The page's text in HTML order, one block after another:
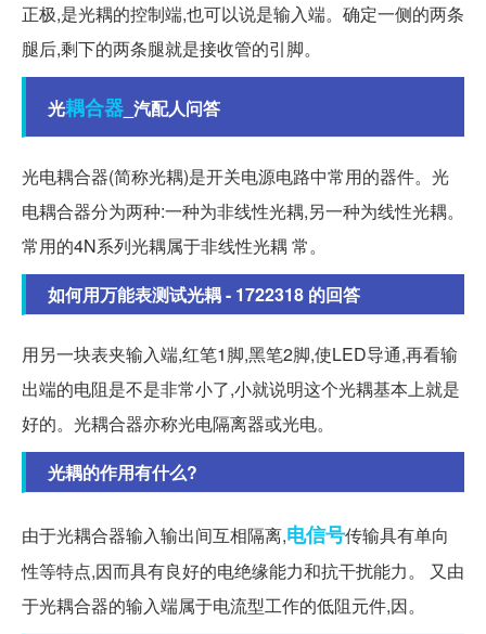
正极,是光耦的控制端,也可以说是输入端。确定一侧的两条
腿后,剩下的两条腿就是接收管的引脚。
光耦合器 _汽配人问答
光电耦合器(简称光耦)是开关电源电路中常用的器件。光
电耦合器分为两种:一种为非线性光耦,另一种为线性光耦。
常用的4N系列光耦属于非线性光耦 常。
如何用万能表测试光耦 - 1722318 的回答
用另一块表夹输入端,红笔1脚,黑笔2脚,使LED导通,再看输
出端的电阻是不是非常小了,小就说明这个光耦基本上就是
好的。光耦合器亦称光电隔离器或光电。
光耦的作用有什么?
由于光耦合器输入输出间互相隔离,电信号传输具有单向
性等特点,因而具有良好的电绝缘能力和抗干扰能力。 又由
于光耦合器的输入端属于电流型工作的低阻元件,因。